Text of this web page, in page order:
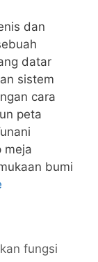
dan
datar
sistem
cara
peta
meja
bumi
fungsi